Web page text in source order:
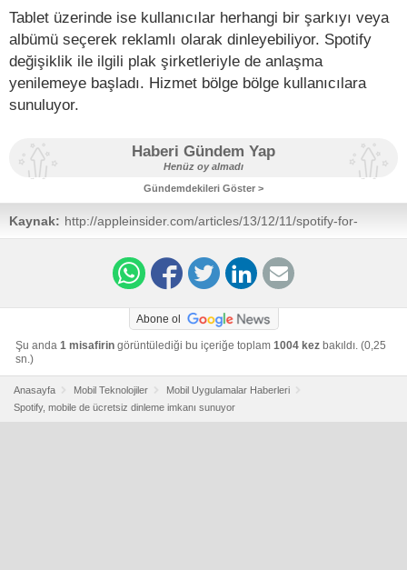
Tablet üzerinde ise kullanıcılar herhangi bir şarkıyı veya
albümü seçerek reklamlı olarak dinleyebiliyor. Spotify
değişiklik ile ilgili plak şirketleriyle de anlaşma
yenilemeye başladı. Hizmet bölge bölge kullanıcılara
sunuluyor.
Haberi Gündem Yap
Henüz oy almadı
Gündemdekileri Göster >
Kaynak: http://appleinsider.com/articles/13/12/11/spotify-for-
iphone-ipad-goes-subscription-free-with-shuffle-only-
Abone ol
Şu anda 1 misafirin görüntülediği bu içeriğe toplam 1004 kez bakıldı. (0,25
sn.)
Anasayfa Mobil Teknolojiler
Mobil Uygulamalar Haberleri
Spotify, mobile de ücretsiz dinleme imkanı sunuyor